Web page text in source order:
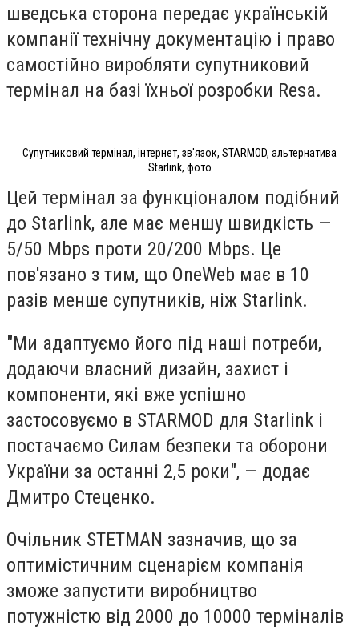
шведська сторона передає українській
компанії технічну документацію і право
самостійно виробляти супутниковий
термінал на базі їхньої розробки Resa.
Супутниковий термінал, інтернет, зв'язок, STARMOD, альтернатива
Starlink, фото
Цей термінал за функціоналом подібний
до Starlink, але має меншу швидкість —
5/50 Mbps проти 20/200 Mbps. Це
пов'язано з тим, що OneWeb має в 10
разів менше супутників, ніж Starlink.
"Ми адаптуємо його під наші потреби,
додаючи власний дизайн, захист і
компоненти, які вже успішно
застосовуємо в STARMOD для Starlink і
постачаємо Силам безпеки та оборони
України за останні 2,5 роки", — додає
Дмитро Стеценко.
Очільник STETMAN зазначив, що за
оптимістичним сценарієм компанія
зможе запустити виробництво
потужністю від 2000 до 10000 терміналів